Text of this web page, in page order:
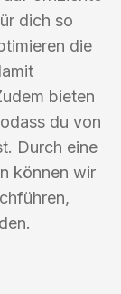
dich so
die
bieten
du von
Durch eine
können wir